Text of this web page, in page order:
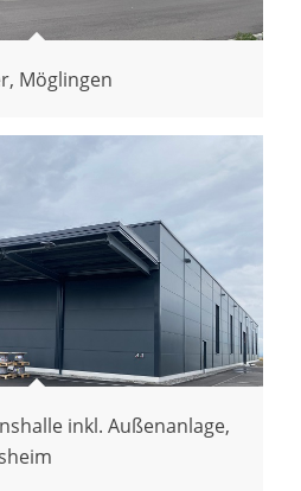
Möglingen
inkl. Außenanlage,